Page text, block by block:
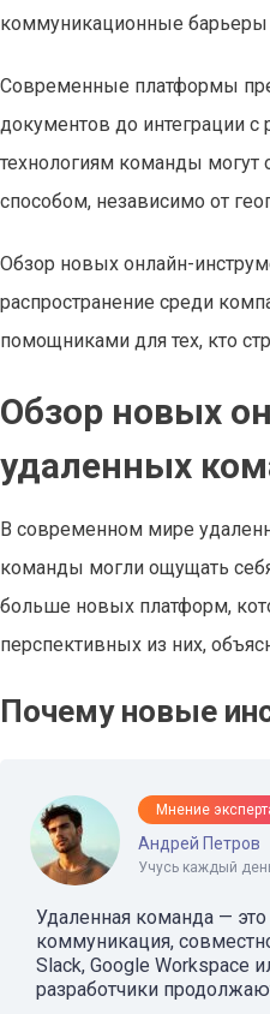
коммуникационные барьеры
Современные платформы
документов до интеграции
технологиям команды могут
способом, независимо от
Обзор новых онлайн-
распространение среди
помощниками для тех, кто
Обзор новых
удаленных
В современном мире
команды могли ощущать себя
больше новых платформ,
перспективных из них,
Почему новые
Мнение
Андрей Петров
Учусь каждый
Удаленная команда —
коммуникация,
Slack, Google Workspace
разработчики